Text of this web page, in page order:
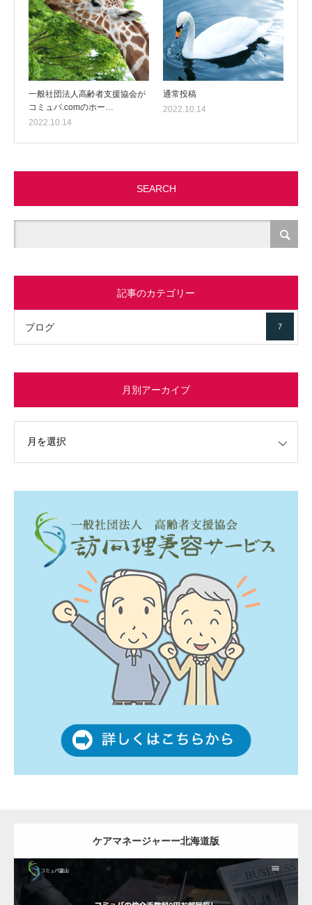
一般社団法人高齢者支援協会が
コミュパ.comのホー…
2022.10.14
通常投稿
2022.10.14
SEARCH
記事のカテゴリー
ブログ 7
月別アーカイブ
ケアマネージャーー北海道版